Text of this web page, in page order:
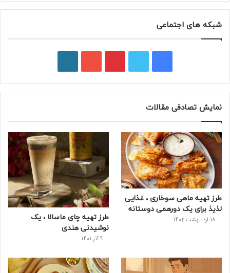
شبکه های اجتماعی
نمایش تصادفی مقالات
طرز تهیه ماهی سوخاری ، غذایی
لذیذ برای یک دورهمی دوستانه
18 اردیبهشت 1402
طرز تهیه چای ماسالا ، یک
نوشیدنی هندی
9 آذر 1401